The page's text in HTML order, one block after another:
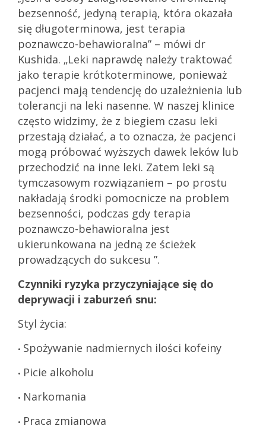
bezsenność, jedyną terapią, która okazała
się długoterminowa, jest terapia
poznawczo-behawioralna” – mówi dr
Kushida. „Leki naprawdę należy traktować
jako terapie krótkoterminowe, ponieważ
pacjenci mają tendencję do uzależnienia lub
tolerancji na leki nasenne. W naszej klinice
często widzimy, że z biegiem czasu leki
przestają działać, a to oznacza, że ​​pacjenci
mogą próbować wyższych dawek leków lub
przechodzić na inne leki. Zatem leki są
tymczasowym rozwiązaniem – po prostu
nakładają środki pomocnicze na problem
bezsenności, podczas gdy terapia
poznawczo-behawioralna jest
ukierunkowana na jedną ze ścieżek
prowadzących do sukcesu ”.
Czynniki ryzyka przyczyniające się do
deprywacji i zaburzeń snu:
Styl życia:
• Spożywanie nadmiernych ilości kofeiny
• Picie alkoholu
• Narkomania
• Praca zmianowa